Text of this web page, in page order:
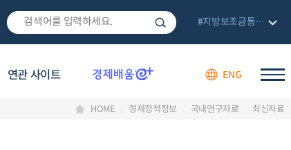
연관 사이트 ENG
#지방보조금통합관리망
HOME 경제정책정보 국내연구자료 최신자료